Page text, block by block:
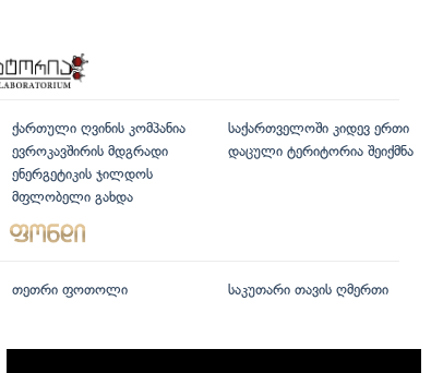
ქართული ღვინის კომპანია
ევროკავშირის მდგრადი
ენერგეტიკის ჯილდოს
მფლობელი გახდა
საქართველოში კიდევ ერთი
დაცული ტერიტორია შეიქმნა
თეთრი ფოთოლი საკუთარი თავის ღმერთი